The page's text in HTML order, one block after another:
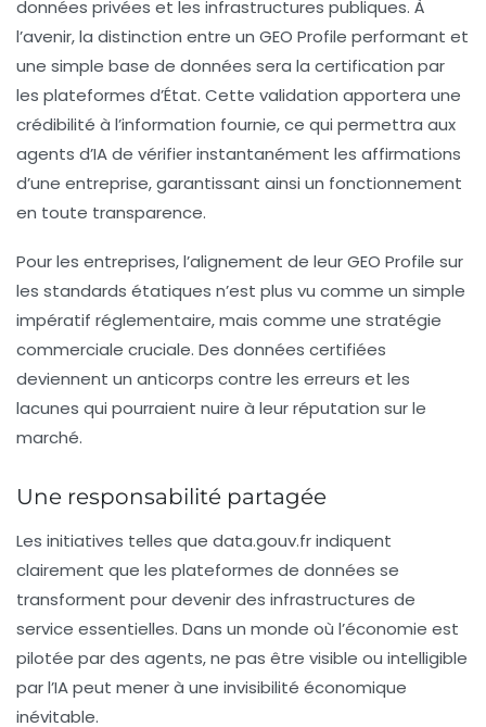
données privées et les infrastructures publiques. À
l’avenir, la distinction entre un GEO Profile performant et
une simple base de données sera la certification par
les plateformes d’État. Cette validation apportera une
crédibilité à l’information fournie, ce qui permettra aux
agents d’IA de vérifier instantanément les affirmations
d’une entreprise, garantissant ainsi un fonctionnement
en toute transparence.
Pour les entreprises, l’alignement de leur GEO Profile sur
les standards étatiques n’est plus vu comme un simple
impératif réglementaire, mais comme une stratégie
commerciale cruciale. Des données certifiées
deviennent un anticorps contre les erreurs et les
lacunes qui pourraient nuire à leur réputation sur le
marché.
Une responsabilité partagée
Les initiatives telles que data.gouv.frindiquent
clairement que les plateformes de données se
transforment pour devenir des infrastructures de
service essentielles. Dans un monde où l’économie est
pilotée par des agents, ne pas être visible ou intelligible
par l’IA peut mener à une invisibilité économique
inévitable.